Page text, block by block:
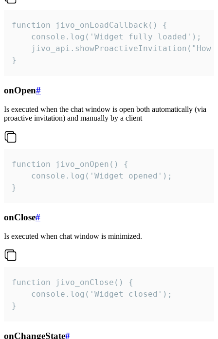
function jivo_onLoadCallback() {
    console.log('Widget fully loaded');
jivo_api.showProactiveInvitation("How
}
onOpen#
Is executed when the chat window is open both automatically (via
proactive invitation) and manually by a client
function jivo_onOpen() {
    console.log('Widget opened');
}
onClose#
Is executed when chat window is minimized.
function jivo_onClose() {
    console.log('Widget closed');
}
onChangeState#